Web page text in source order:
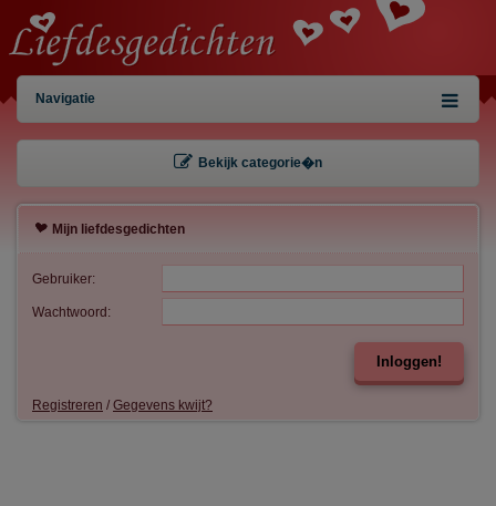
Navigatie
Bekijk categorie�n
Mijn liefdesgedichten
Gebruiker:
Wachtwoord:
Inloggen!
Registreren / Gegevens kwijt?